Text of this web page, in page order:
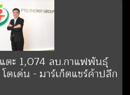
ตะ 1,074 ลบ.กาแฟพันธุ์
เด่น - มาร์เก็ตแชร์ค้าปลีก